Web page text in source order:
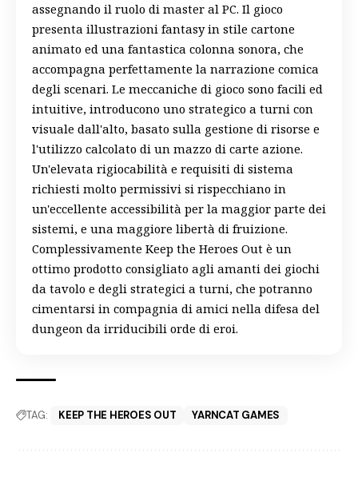
assegnando il ruolo di master al PC. Il gioco
presenta illustrazioni fantasy in stile cartone
animato ed una fantastica colonna sonora, che
accompagna perfettamente la narrazione comica
degli scenari. Le meccaniche di gioco sono facili ed
intuitive, introducono uno strategico a turni con
visuale dall'alto, basato sulla gestione di risorse e
l'utilizzo calcolato di un mazzo di carte azione.
Un'elevata rigiocabilità e requisiti di sistema
richiesti molto permissivi si rispecchiano in
un'eccellente accessibilità per la maggior parte dei
sistemi, e una maggiore libertà di fruizione.
Complessivamente Keep the Heroes Out è un
ottimo prodotto consigliato agli amanti dei giochi
da tavolo e degli strategici a turni, che potranno
cimentarsi in compagnia di amici nella difesa del
dungeon da irriducibili orde di eroi.
TAG: KEEP THE HEROES OUT YARNCAT GAMES